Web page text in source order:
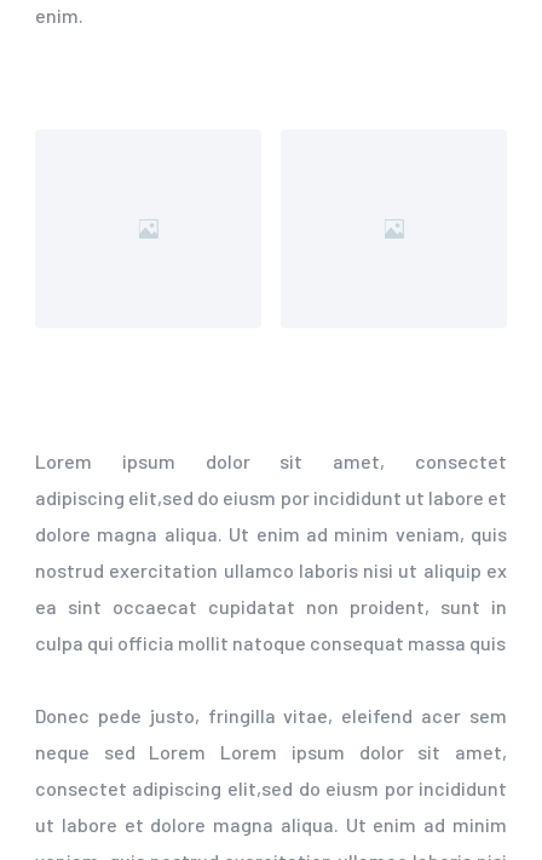
enim.
Lorem ipsum dolor sit amet, consectet
adipiscing elit,sed do eiusm por incididunt ut labore et
dolore magna aliqua. Ut enim ad minim veniam, quis
nostrud exercitation ullamco laboris nisi ut aliquip ex
ea sint occaecat cupidatat non proident, sunt in
culpa qui officia mollit natoque consequat massa quis
Donec pede justo, fringilla vitae, eleifend acer sem
neque sed Lorem Lorem ipsum dolor sit amet,
consectet adipiscing elit,sed do eiusm por incididunt
ut labore et dolore magna aliqua. Ut enim ad minim